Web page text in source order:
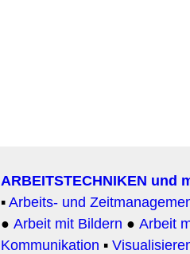
ARBEITSTECHNIKEN und
▪Arbeits- und
● Arbeit mit Bildern ● Arbeit
Kommunikation ▪